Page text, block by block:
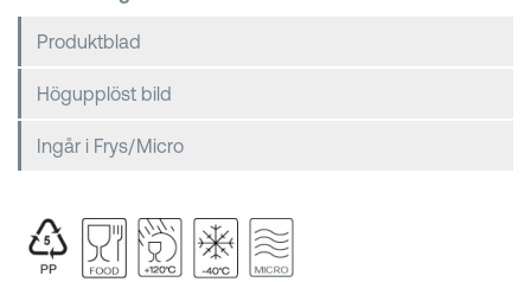
Produktblad
Högupplöst bild
Ingår i Frys/Micro